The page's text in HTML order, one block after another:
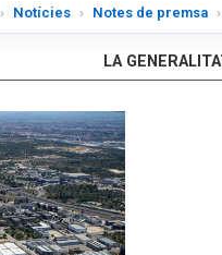
Notícies Notes de premsa
LA